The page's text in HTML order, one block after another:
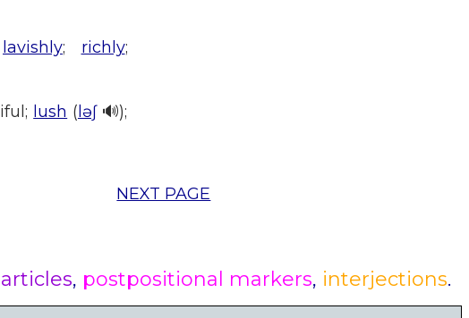
lavishly; richly;
lush (ləʃ🔊);
NEXT PAGE
, postpositional markers, interjections.